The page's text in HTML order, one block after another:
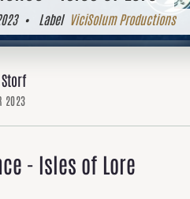
• Label ViciSolum Productions
2023
- Isles of Lore